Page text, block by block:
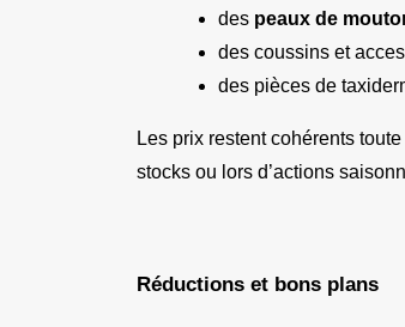
des peaux de
des coussins et
des pièces de
Les prix restent cohérents
stocks ou lors d’actions
Réductions et bons plans